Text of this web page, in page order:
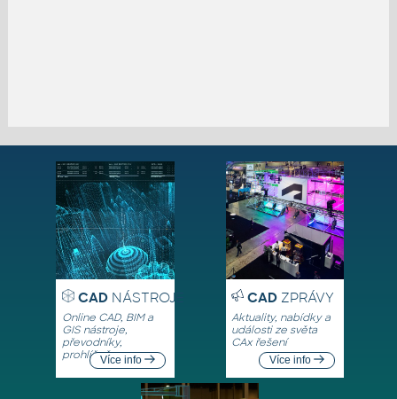
CADNÁSTROJE
Online CAD, BIM a
GIS nástroje,
převodníky,
prohlížečeVíce info
CADZPRÁVY
Aktuality, nabídky a
události ze světa
CAx řešení
Více info